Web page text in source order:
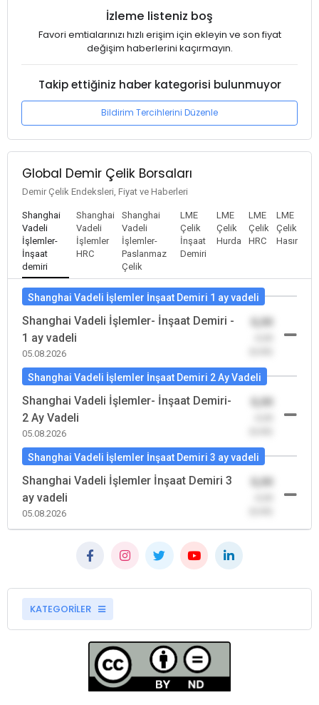
İzleme listeniz boş
Favori emtialarınızı hızlı erişim için ekleyin ve son fiyat
değişim haberlerini kaçırmayın.
Takip ettiğiniz haber kategorisi bulunmuyor
Bildirim Tercihlerini Düzenle
Global Demir Çelik Borsaları
Demir Çelik Endeksleri, Fiyat ve Haberleri
Shanghai
Vadeli
İşlemler-
İnşaat
demiri
Shanghai
Vadeli
İşlemler
HRC
Shanghai
Vadeli
İşlemler-
Paslanmaz
Çelik
LME
Çelik
İnşaat
Demiri
LME
Çelik
Hurda
LME
Çelik
HRC
LME
Çelik
Hasır
Shanghai Vadeli İşlemler İnşaat Demiri 1 ay vadeli
Shanghai Vadeli İşlemler- İnşaat Demiri -
1 ay vadeli
05.08.2026
Shanghai Vadeli İşlemler İnşaat Demiri 2 Ay Vadeli
Shanghai Vadeli İşlemler- İnşaat Demiri-
2 Ay Vadeli
05.08.2026
Shanghai Vadeli İşlemler İnşaat Demiri 3 ay vadeli
Shanghai Vadeli İşlemler İnşaat Demiri 3
ay vadeli
05.08.2026
KATEGORİLER